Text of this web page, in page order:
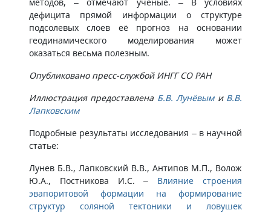
дефицита прямой информации о структуре
подсолевых слоев её прогноз на основании
геодинамического моделирования может
оказаться весьма полезным.
Опубликовано пресс-службой ИНГГ СО РАН
Иллюстрация предоставлена Б.В. Лунёвыми В.В.
Лапковским
Подробные результаты исследования – в научной
статье:
Лунев Б.В., Лапковский В.В., Антипов М.П., Волож
Ю.А., Постникова И.С. – Влияние строения
эвапоритовой формации на формирование
структур соляной тектоники и ловушек